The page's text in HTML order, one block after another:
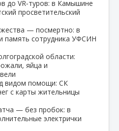
до VR‑туров: в Камышине
просветительский
— посмертно: в
память сотрудника УФСИН
области:
яйца и
видом помощи: СК
с карты жительницы
— без пробок: в
электрички